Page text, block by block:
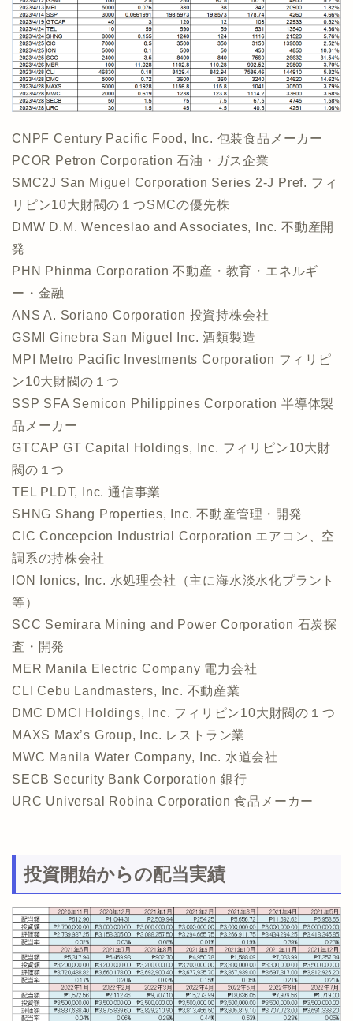
CNPF Century Pacific Food, Inc. 包装食品メーカー
PCOR Petron Corporation 石油・ガス企業
SMC2J San Miguel Corporation Series 2-J Pref. フィ
リピン10大財閥の１つSMCの優先株
DMW D.M. Wenceslao and Associates, Inc. 不動産開
発
PHN Phinma Corporation 不動産・教育・エネルギ
ー・金融
ANS A. Soriano Corporation 投資持株会社
GSMI Ginebra San Miguel Inc. 酒類製造
MPI Metro Pacific Investments Corporation フィリピ
ン10大財閥の１つ
SSP SFA Semicon Philippines Corporation 半導体製
品メーカー
GTCAP GT Capital Holdings, Inc. フィリピン10大財
閥の１つ
TEL PLDT, Inc. 通信事業
SHNG Shang Properties, Inc. 不動産管理・開発
CIC Concepcion Industrial Corporation エアコン、空
調系の持株会社
ION Ionics, Inc. 水処理会社（主に海水淡水化プラント
等）
SCC Semirara Mining and Power Corporation 石炭探
査・開発
MER Manila Electric Company 電力会社
CLI Cebu Landmasters, Inc. 不動産業
DMC DMCI Holdings, Inc. フィリピン10大財閥の１つ
MAXS Max’s Group, Inc. レストラン業
MWC Manila Water Company, Inc. 水道会社
SECB Security Bank Corporation 銀行
URC Universal Robina Corporation 食品メーカー
投資開始からの配当実績